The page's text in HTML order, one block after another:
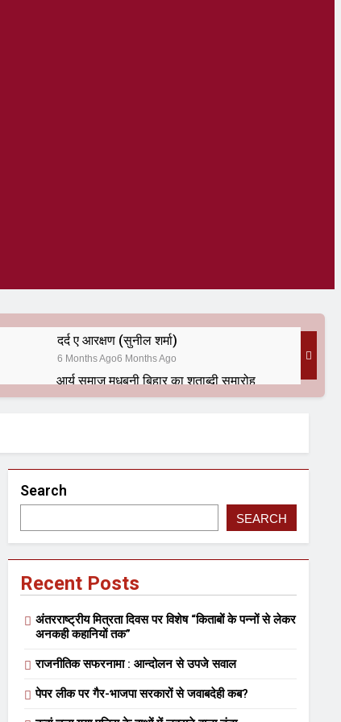
दर्द ए आरक्षण (सुनील शर्मा)
6 Months Ago6 Months Ago
आर्य समाज मधुबनी बिहार का शताब्दी समारोह
9 Months Ago9 Months Ago
कितना बदल गया इंसान’ (सम्पादकीय)
लाल
Search
SEARCH
Recent Posts
अंतरराष्ट्रीय मित्रता दिवस पर विशेष “किताबों के पन्नों से लेकर
अनकही कहानियों तक”
राजनीतिक सफरनामा : आन्दोलन से उपजे सवाल
पेपर लीक पर गैर-भाजपा सरकारों से जवाबदेही कब?